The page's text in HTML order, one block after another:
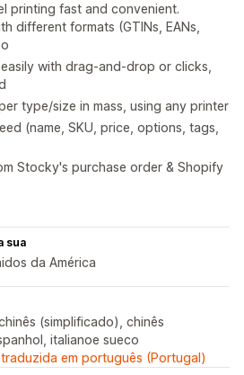
printing fast and convenient.
different formats (GTINs, EANs,
with drag-and-drop or clicks,
type/size in mass, using any printer
(name, SKU, price, options, tags,
Stocky's purchase order & Shopify
sua
da América
(simplificado), chinês
italianoe sueco
em português (Portugal)